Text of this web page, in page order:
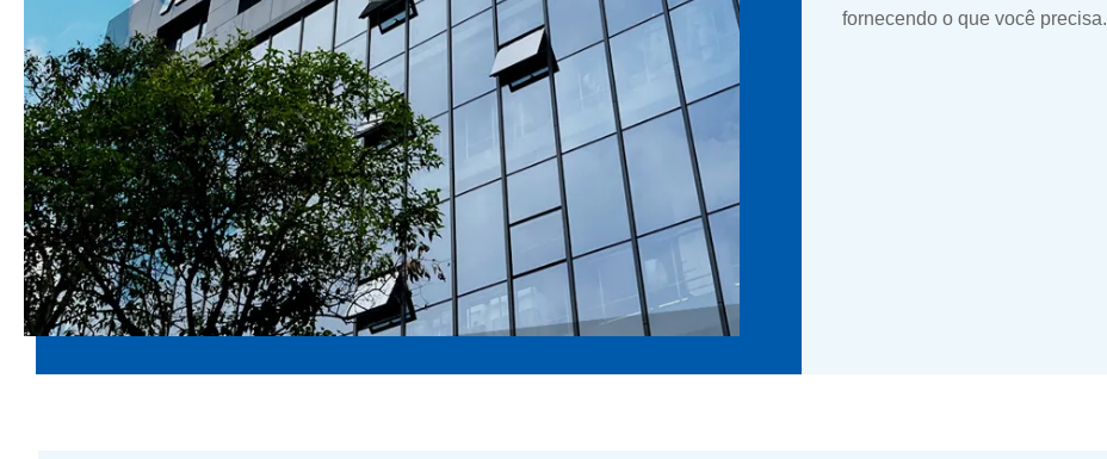
fornecendo o que você precisa.